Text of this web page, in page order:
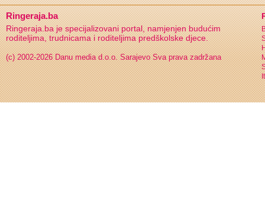
Ringeraja.ba
Ringeraja.ba je specijalizovani portal, namjenjen budućim
roditeljima, trudnicama i roditeljima predškolske djece.
(c) 2002-2026 Danu media d.o.o. Sarajevo Sva prava zadržana